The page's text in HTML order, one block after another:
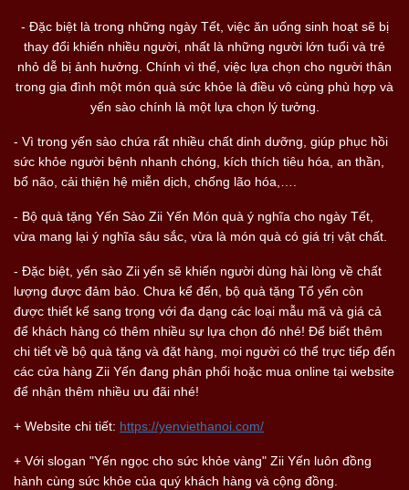
- Đặc biệt là trong những ngày Tết, việc ăn uống sinh hoạt sẽ bị
thay đổi khiến nhiều người, nhất là những người lớn tuổi và trẻ
nhỏ dễ bị ảnh hưởng. Chính vì thế, việc lựa chọn cho người thân
trong gia đình một món quà sức khỏe là điều vô cùng phù hợp và
yến sào chính là một lựa chọn lý tưởng.
- Vì trong yến sào chứa rất nhiều chất dinh dưỡng, giúp phục hồi
sức khỏe người bệnh nhanh chóng, kích thích tiêu hóa, an thần,
bổ não, cải thiện hệ miễn dịch, chống lão hóa,….
- Bộ quà tặng Yến Sào Zii Yến Món quà ý nghĩa cho ngày Tết,
vừa mang lại ý nghĩa sâu sắc, vừa là món quà có giá trị vật chất.
- Đặc biệt, yến sào Zii yến sẽ khiến người dùng hài lòng về chất
lượng được đảm bảo. Chưa kể đến, bộ quà tặng Tổ yến còn
được thiết kế sang trọng với đa dạng các loại mẫu mã và giá cả
để khách hàng có thêm nhiều sự lựa chọn đó nhé! Để biết thêm
chi tiết về bộ quà tặng và đặt hàng, mọi người có thể trực tiếp đến
các cửa hàng Zii Yến đang phân phối hoặc mua online tại website
để nhận thêm nhiều ưu đãi nhé!
+ Website chi tiết: https://yenviethanoi.com/
+ Với slogan "Yến ngọc cho sức khỏe vàng" Zii Yến luôn đồng
hành cùng sức khỏe của quý khách hàng và cộng đồng.